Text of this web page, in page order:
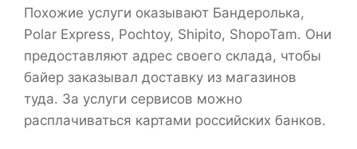
Похожие услуги оказывают Бандеролька,
Polar Express, Pochtoy, Shipito, ShopoTam. Они
предоставляют адрес своего склада, чтобы
байер заказывал доставку из магазинов
туда. За услуги сервисов можно
расплачиваться картами российских банков.